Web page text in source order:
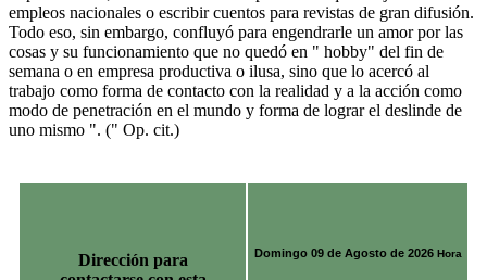
empleos nacionales o escribir cuentos para revistas de gran difusión.
Todo eso, sin embargo, confluyó para engendrarle un amor por las
cosas y su funcionamiento que no quedó en " hobby" del fin de
semana o en empresa productiva o ilusa, sino que lo acercó al
trabajo como forma de contacto con la realidad y a la acción como
modo de penetración en el mundo y forma de lograr el deslinde de
uno mismo ". (" Op. cit.)
Dirección para
Domingo 09 de Agosto de 2026 Hora